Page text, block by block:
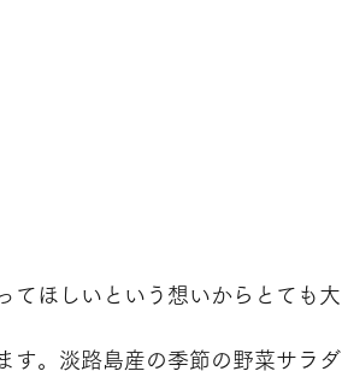
てほしいという想いからとても大
す。淡路島産の季節の野菜サラダ